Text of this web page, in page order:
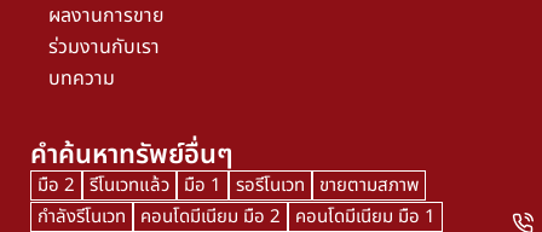
ผลงานการขาย
ร่วมงานกับเรา
บทความ
คำค้นหาทรัพย์อื่นๆ
มือ 2 รีโนเวทแล้ว มือ 1 รอรีโนเวท
ขายตามสภาพ
กำลังรีโนเวท
คอนโดมีเนียม มือ 2 คอนโดมีเนียม มือ 1